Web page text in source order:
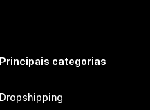
Principais categorias
Dropshipping